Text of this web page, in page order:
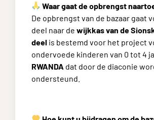
Waar gaat de opbrengst
De opbrengst van de bazaar gaat
deel naar de wijkkas van de
deel is bestemd voor het project
ondervoede kinderen van 0 tot 4
RWANDA dat door de diaconie
ondersteund.